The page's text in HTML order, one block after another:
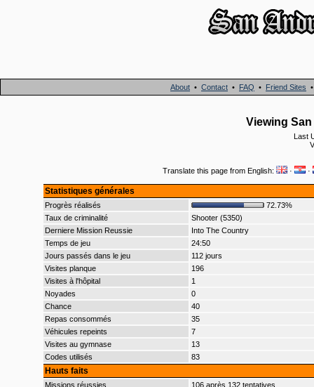
About • Contact • FAQ • Friend Sites
Viewing
Last
Translate this page from English: · ·
Statistiques générales
Progrès réalisés
72.73%
Taux de criminalité
Shooter (5350)
Derniere Mission Reussie
Into The Country
Temps de jeu
24:50
Jours passés dans le jeu
112 jours
Visites planque
196
Visites à l'hôpital
1
Noyades
0
Chance
40
Repas consommés
35
Véhicules repeints
7
Visites au gymnase
13
Codes utilisés
83
Hauts faits
Missions réussies
106 après 132 tentatives